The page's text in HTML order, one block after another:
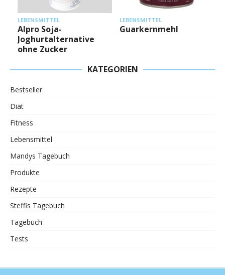
LEBENSMITTEL
Alpro Soja-
Joghurtalternative
ohne Zucker
LEBENSMITTEL
Guarkernmehl
KATEGORIEN
Bestseller
Diät
Fitness
Lebensmittel
Mandys Tagebuch
Produkte
Rezepte
Steffis Tagebuch
Tagebuch
Tests